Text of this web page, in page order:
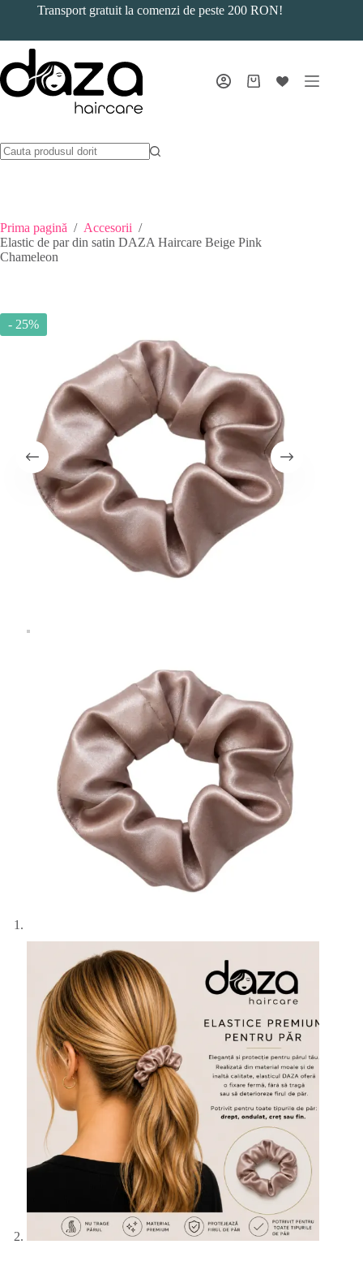
Transport gratuit la comenzi de peste 200 RON!
Coș
Prima pagină / Accesorii /
Elastic de par din satin DAZA Haircare Beige Pink
Chameleon
- 25%